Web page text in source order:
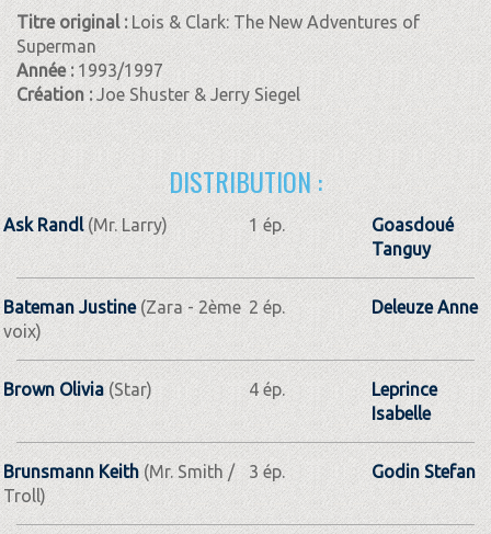
Titre original : Lois & Clark: The New Adventures of
Superman
Année : 1993/1997
Création :Joe Shuster & Jerry Siegel
DISTRIBUTION :
Ask Randl(Mr. Larry) 1 ép.
Goasdoué
Tanguy
Bateman Justine(Zara - 2ème
voix)
2 ép. Deleuze Anne
Brown Olivia (Star) 4 ép.
Leprince
Isabelle
Brunsmann Keith (Mr. Smith /
Troll)
3 ép. Godin Stefan